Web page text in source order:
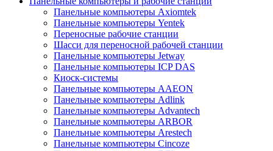
Панельные компьютеры Axiomtek
Панельные компьютеры Yentek
Переносные рабочие станции
Шасси для переносной рабочей станции
Панельные компьютеры Jetway
Панельные компьютеры ICP DAS
Киоск-системы
Панельные компьютеры AAEON
Панельные компьютеры Adlink
Панельные компьютеры Advantech
Панельные компьютеры ARBOR
Панельные компьютеры Arestech
Панельные компьютеры Cincoze